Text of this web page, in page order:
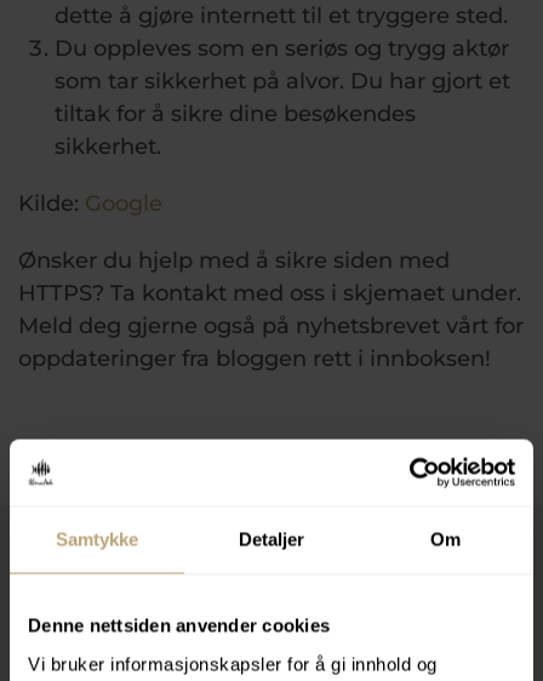
Samtykke Detaljer Om
Denne nettsiden anvender cookies
Vi bruker informasjonskapsler for å gi innhold og
dette å gjøre internett til et tryggere sted.
Du oppleves som en seriøs og trygg aktør
som tar sikkerhet på alvor. Du har gjort et
tiltak for å sikre dine besøkendes
sikkerhet.
Kilde: Google
Ønsker du hjelp med å sikre siden med
HTTPS? Ta kontakt med oss i skjemaet under.
Meld deg gjerne også på nyhetsbrevet vårt for
oppdateringer fra bloggen rett i innboksen!
Kontakt oss